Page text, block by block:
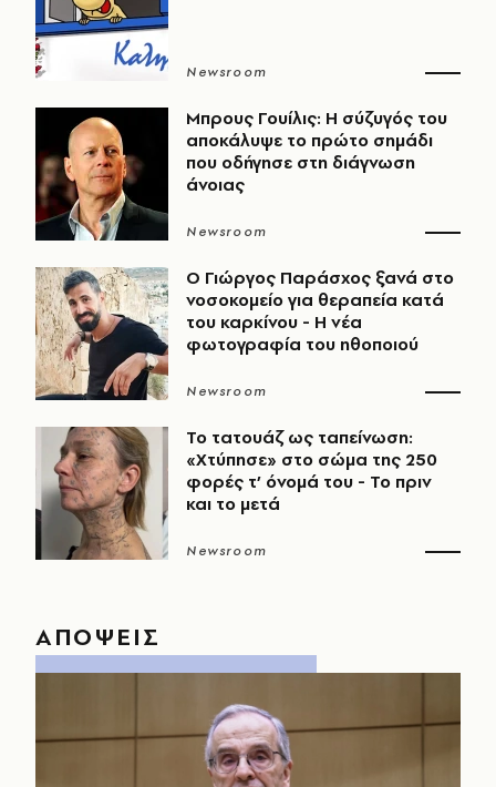
Newsroom
Μπρους Γουίλις: Η σύζυγός του
αποκάλυψε το πρώτο σημάδι
που οδήγησε στη διάγνωση
άνοιας
Newsroom
O Γιώργος Παράσχος ξανά στο
νοσοκομείο για θεραπεία κατά
του καρκίνου - Η νέα
φωτογραφία του ηθοποιού
Newsroom
Το τατουάζ ως ταπείνωση:
«Χτύπησε» στο σώμα της 250
φορές τ’ όνομά του - Το πριν
και το μετά
Newsroom
ΑΠΟΨΕΙΣ